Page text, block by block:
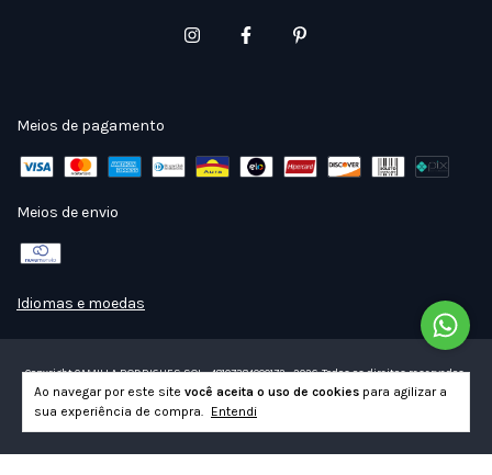
Ao navegar por este site você aceita o uso de cookies para agilizar a
sua experiência de compra. Entendi
Meios de pagamento
Meios de envio
Idiomas e moedas
Copyright CAMILLA RODRIGUES SOL - 48107384000172 - 2026. Todos os direitos reservados.